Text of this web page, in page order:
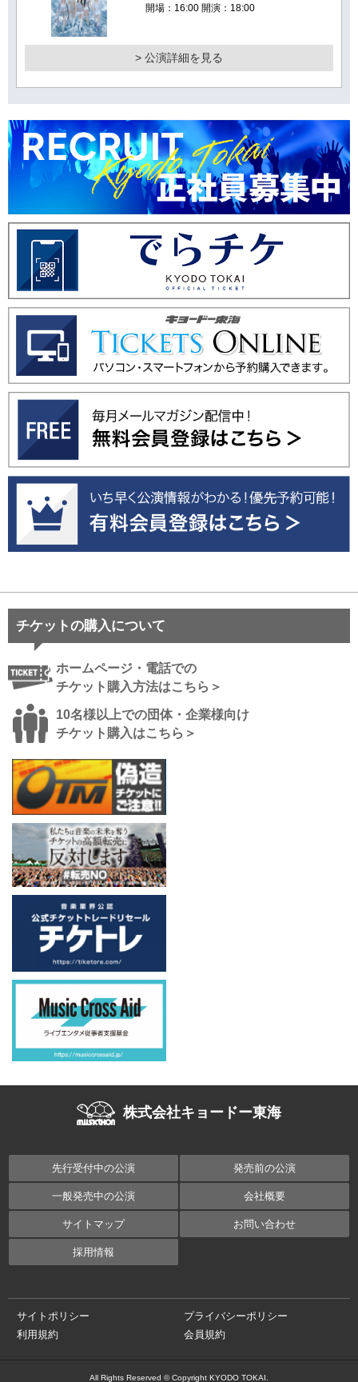
開場：16:00 開演：18:00
> 公演詳細を見る
チケットの購入について
ホームページ・電話での
チケット購入方法はこちら＞
10名様以上での団体・企業様向け
チケット購入はこちら＞
株式会社キョードー東海
先行受付中の公演 発売前の公演
一般発売中の公演 会社概要
サイトマップ お問い合わせ
採用情報
サイトポリシー
プライバシーポリシー
利用規約
会員規約
All Rights Reserved © Copyright KYODO TOKAI.